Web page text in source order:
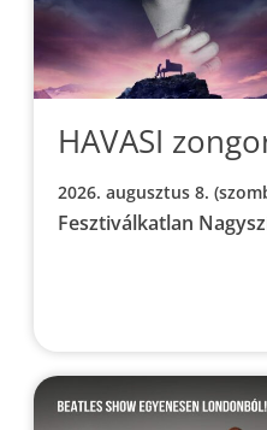
HAVASI
2026. augusztus 8.
Fesztiválkatlan